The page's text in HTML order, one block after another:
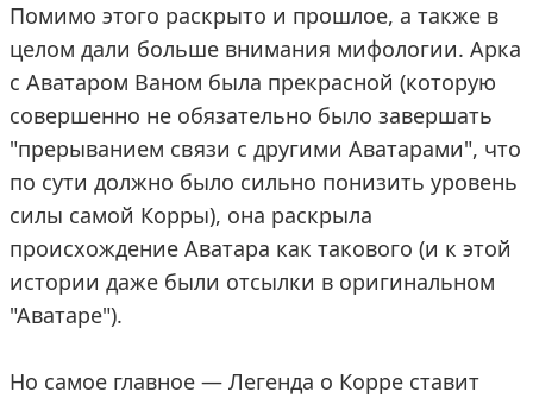
Помимо этого раскрыто и прошлое, а также в
целом дали больше внимания мифологии. Арка
с Аватаром Ваном была прекрасной (которую
совершенно не обязательно было завершать
"прерыванием связи с другими Аватарами", что
по сути должно было сильно понизить уровень
силы самой Корры), она раскрыла
происхождение Аватара как такового (и к этой
истории даже были отсылки в оригинальном
"Аватаре").
Но самое главное — Легенда о Корре ставит